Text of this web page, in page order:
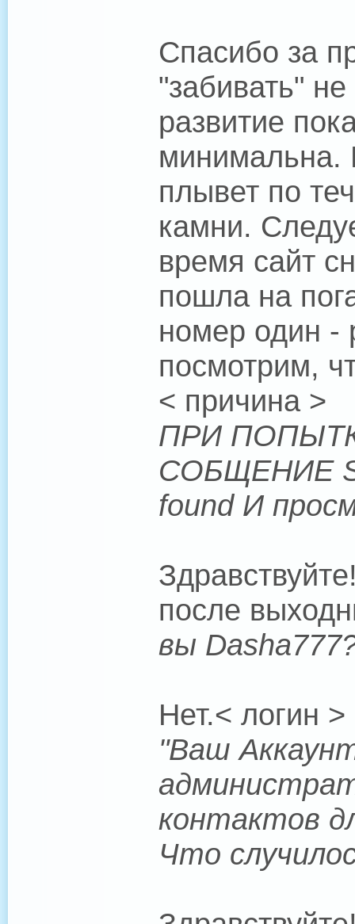
Спасибо за
"забивать"
развитие
минимальна.
плывет по
камни.
время сайт
пошла на
номер один -
посмотрим,
< причина >
ПРИ
СОБЩЕНИЕ
found И
после
вы
Нет.< логин >
"Ваш
контактов
Что